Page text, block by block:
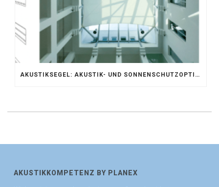
AKUSTIKSEGEL: AKUSTIK- UND SONNENSCHUTZOPTIMIERUNG IM ATRIUM DER UNIVERSITÄT BONN
AKUSTIKKOMPETENZ BY PLANEX